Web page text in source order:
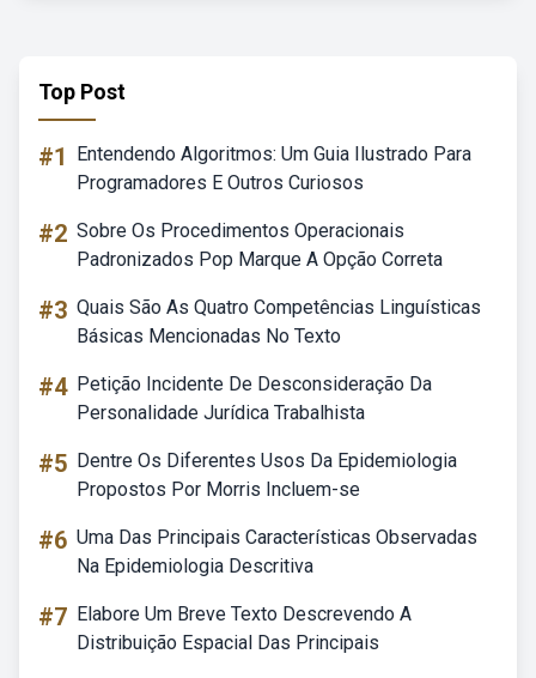
Top Post
#1
Entendendo Algoritmos: Um Guia Ilustrado Para
Programadores E Outros Curiosos
#2 Sobre Os Procedimentos Operacionais
Padronizados Pop Marque A Opção Correta
#3 Quais São As Quatro Competências Linguísticas
Básicas Mencionadas No Texto
#4 Petição Incidente De Desconsideração Da
Personalidade Jurídica Trabalhista
#5 Dentre Os Diferentes Usos Da Epidemiologia
Propostos Por Morris Incluem-se
#6 Uma Das Principais Características Observadas
Na Epidemiologia Descritiva
#7 Elabore Um Breve Texto Descrevendo A
Distribuição Espacial Das Principais